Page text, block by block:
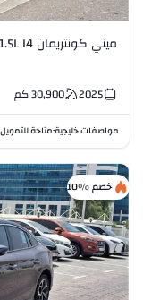
ميني كونتريمان 1.5L I4
2025
30,900كم
مواصفات خليجية•متاحة للتمويل
خصم %10